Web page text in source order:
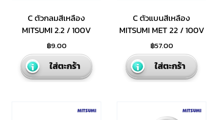
C ตัวกลมสีเหลือง
MITSUMI 2.2 / 100V
฿9.00
ใส่ตะกร้า
C ตัวแบนสีเหลือง
MITSUMI MET 22 / 100V
฿57.00
ใส่ตะกร้า